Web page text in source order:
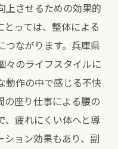
上させるための効果的
っては、整体による
つながります。兵庫県
々のライフスタイルに
動作の中で感じる不快
の座り仕事による腰の
、疲れにくい体へと導
ション効果もあり、副